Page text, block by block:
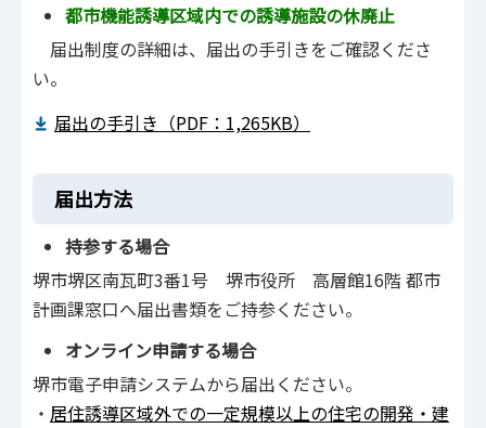
都市機能誘導区域内での誘導施設の休廃止
届出制度の詳細は、届出の手引きをご確認くださ
い。
届出の手引き（PDF：1,265KB）
届出方法
持参する場合
堺市堺区南瓦町3番1号 堺市役所 高層館16階 都市
計画課窓口へ届出書類をご持参ください。
オンライン申請する場合
堺市電子申請システムから届出ください。
・ 居住誘導区域外での一定規模以上の住宅の開発・建